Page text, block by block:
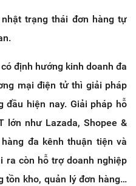
trạng thái đơn hàng tự
định hướng kinh doanh đa
mại điện tử thì giải pháp
đầu hiện nay. Giải pháp hỗ
lớn như Lazada, Shopee &
đa kênh thuận tiện và
ra còn hỗ trợ doanh nghiệp
tồn kho, quản lý đơn hàng…